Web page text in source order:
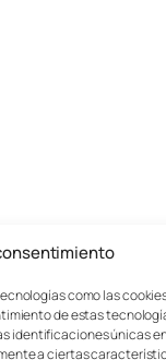
como las
de estas
identificaciones únicas
a ciertas